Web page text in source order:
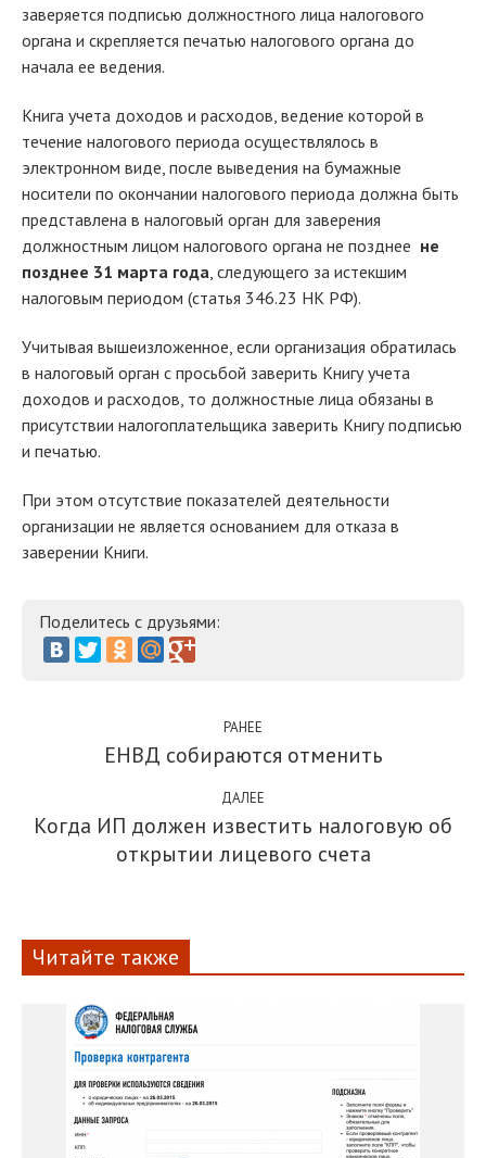
заверяется подписью должностного лица налогового
органа и скрепляется печатью налогового органа до
начала ее ведения.
Книга учета доходов и расходов, ведение которой в
течение налогового периода осуществлялось в
электронном виде, после выведения на бумажные
носители по окончании налогового периода должна быть
представлена в налоговый орган для заверения
должностным лицом налогового органа не позднее не
позднее 31 марта года , следующего за истекшим
налоговым периодом (статья 346.23 НК РФ).
Учитывая вышеизложенное, если организация обратилась
в налоговый орган с просьбой заверить Книгу учета
доходов и расходов, то должностные лица обязаны в
присутствии налогоплательщика заверить Книгу подписью
и печатью.
При этом отсутствие показателей деятельности
организации не является основанием для отказа в
заверении Книги.
Поделитесь с друзьями:
РАНЕЕ
ЕНВД собираются отменить
ДАЛЕЕ
Когда ИП должен известить налоговую об
открытии лицевого счета
Читайте также